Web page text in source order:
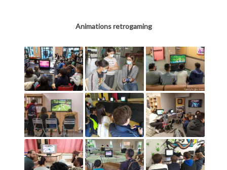
Animations retrogaming